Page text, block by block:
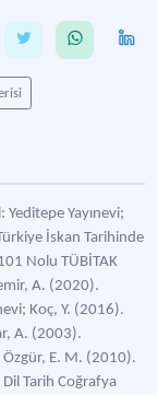
Yayınevi;
İskan Tarihinde
Nolu TÜBİTAK
A. (2020).
Koç, Y. (2016).
A. (2003).
Özgür, E. M. (2010).
Tarih Coğrafya